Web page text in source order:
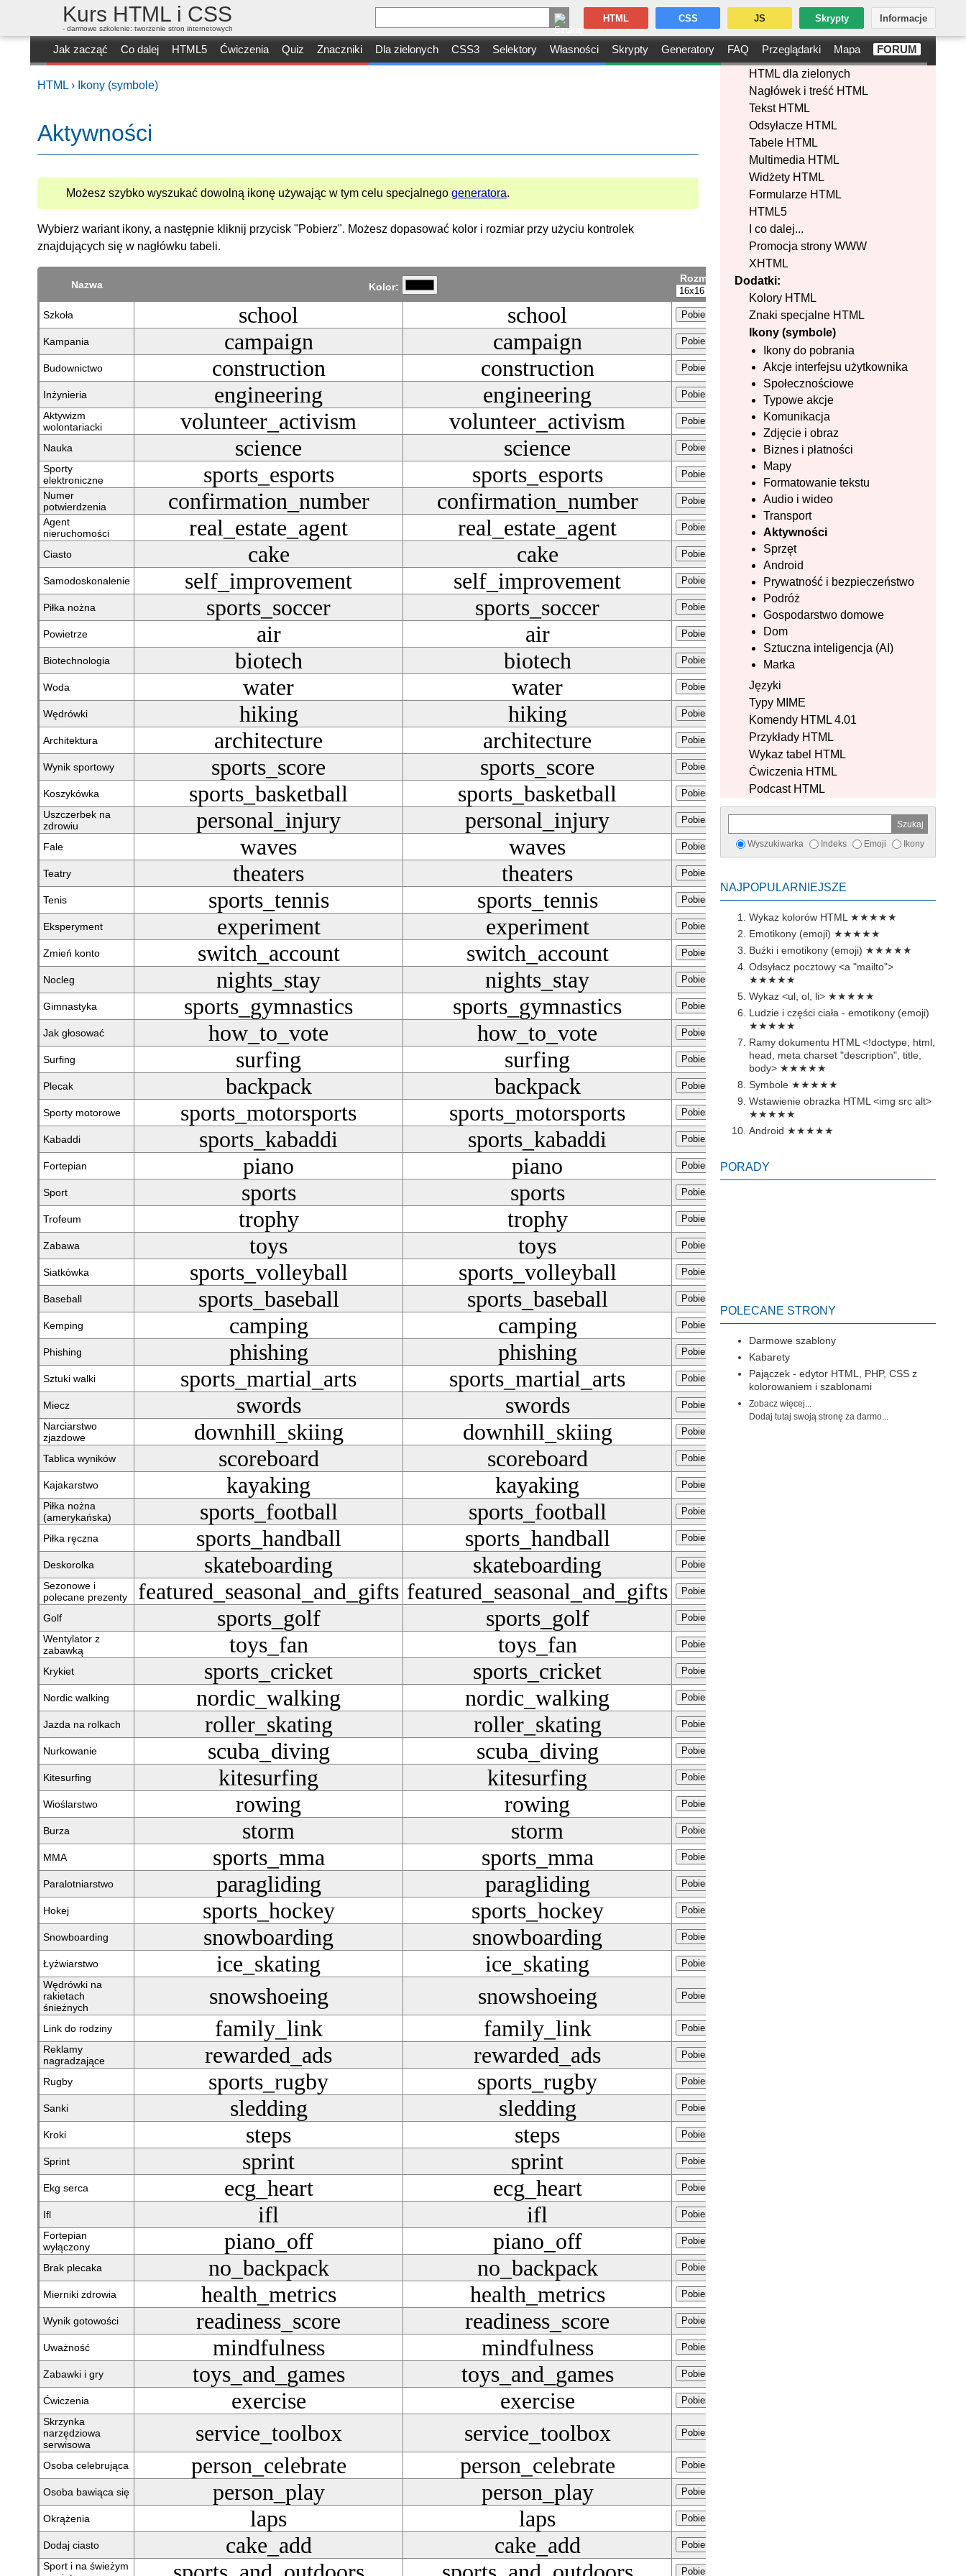
Kurs HTML i CSS
- darmowe szkolenie: tworzenie stron internetowych
Jak zacząć Co dalej HTML5 Ćwiczenia Quiz Znaczniki Dla zielonych CSS3 Selektory Własności Skrypty Generatory FAQ Przeglądarki Mapa FORUM
HTML
HTML dla zielonych
Nagłówek i treść HTML
Tekst HTML
Odsyłacze HTML
Tabele HTML
Multimedia HTML
Widżety HTML
Formularze HTML
HTML5
I co dalej...
Promocja strony WWW
XHTML
Dodatki:
Kolory HTML
Znaki specjalne HTML
Ikony (symbole)
Ikony do pobrania
Akcje interfejsu użytkownika
Społecznościowe
Typowe akcje
Komunikacja
Zdjęcie i obraz
Biznes i płatności
Mapy
Formatowanie tekstu
Audio i wideo
Transport
Aktywności
Sprzęt
Android
Prywatność i bezpieczeństwo
Podróż
Gospodarstwo domowe
Dom
Sztuczna inteligencja (AI)
Marka
Języki
Typy MIME
Komendy HTML 4.01
Przykłady HTML
Wykaz tabel HTML
Ćwiczenia HTML
Podcast HTML
CSS JS Skrypty Informacje
Wyszukiwarka Indeks Emoji Ikony
NAJPOPULARNIEJSZE
Wykaz kolorów HTML ★★★★★
Emotikony (emoji) ★★★★★
Buźki i emotikony (emoji) ★★★★★
Odsyłacz pocztowy <a "mailto">
★★★★★
Wykaz <ul, ol, li> ★★★★★
Ludzie i części ciała - emotikony (emoji)
★★★★★
Ramy dokumentu HTML <!doctype, html,
head, meta charset "description", title,
body> ★★★★★
Symbole ★★★★★
Wstawienie obrazka HTML <img src alt>
★★★★★
Android ★★★★★
PORADY
POLECANE STRONY
Darmowe szablony
Kabarety
Pajączek - edytor HTML, PHP, CSS z
kolorowaniem i szablonami
Zobacz więcej...
Dodaj tutaj swoją stronę za darmo...
HTML › Ikony (symbole)
Aktywności
Możesz szybko wyszukać dowolną ikonę używając w tym celu specjalnego generatora.
Wybierz wariant ikony, a następnie kliknij przycisk "Pobierz". Możesz dopasować kolor i rozmiar przy użyciu kontrolek
znajdujących się w nagłówku tabeli.
Nazwa Kolor:
Rozmiar:
Szkoła school school Pobierz
Kampania campaign campaign Pobierz
Budownictwo construction construction Pobierz
Inżynieria engineering engineering Pobierz
Aktywizm
wolontariacki
volunteer_activism volunteer_activism Pobierz
Nauka science science Pobierz
Sporty
elektroniczne
sports_esports sports_esports Pobierz
Numer
potwierdzenia
confirmation_number confirmation_number Pobierz
Agent
nieruchomości
real_estate_agent real_estate_agent Pobierz
Ciasto cake cake Pobierz
Samodoskonalenie self_improvement self_improvement Pobierz
Piłka nożna sports_soccer sports_soccer Pobierz
Powietrze air air Pobierz
Biotechnologia biotech biotech Pobierz
Woda water water Pobierz
Wędrówki hiking hiking Pobierz
Architektura architecture architecture Pobierz
Wynik sportowy sports_score sports_score Pobierz
Koszykówka sports_basketball sports_basketball Pobierz
Uszczerbek na
zdrowiu
personal_injury personal_injury Pobierz
Fale waves waves Pobierz
Teatry theaters theaters Pobierz
Tenis sports_tennis sports_tennis Pobierz
Eksperyment experiment experiment Pobierz
Zmień konto switch_account switch_account Pobierz
Nocleg nights_stay nights_stay Pobierz
Gimnastyka sports_gymnastics sports_gymnastics Pobierz
Jak głosować how_to_vote how_to_vote Pobierz
Surfing surfing surfing Pobierz
Plecak backpack backpack Pobierz
Sporty motorowe sports_motorsports sports_motorsports Pobierz
Kabaddi sports_kabaddi sports_kabaddi Pobierz
Fortepian piano piano Pobierz
Sport sports sports Pobierz
Trofeum trophy trophy Pobierz
Zabawa toys toys Pobierz
Siatkówka sports_volleyball sports_volleyball Pobierz
Baseball sports_baseball sports_baseball Pobierz
Kemping camping camping Pobierz
Phishing phishing phishing Pobierz
Sztuki walki sports_martial_arts sports_martial_arts Pobierz
Miecz swords swords Pobierz
Narciarstwo
zjazdowe
downhill_skiing downhill_skiing Pobierz
Tablica wyników scoreboard scoreboard Pobierz
Kajakarstwo kayaking kayaking Pobierz
Piłka nożna
(amerykańska)
sports_football sports_football Pobierz
Piłka ręczna sports_handball sports_handball Pobierz
Deskorolka skateboarding skateboarding Pobierz
Sezonowe i
polecane prezenty
featured_seasonal_and_gifts featured_seasonal_and_gifts Pobierz
Golf sports_golf sports_golf Pobierz
Wentylator z
zabawką
toys_fan toys_fan Pobierz
Krykiet sports_cricket sports_cricket Pobierz
Nordic walking nordic_walking nordic_walking Pobierz
Jazda na rolkach roller_skating roller_skating Pobierz
Nurkowanie scuba_diving scuba_diving Pobierz
Kitesurfing kitesurfing kitesurfing Pobierz
Wioślarstwo rowing rowing Pobierz
Burza storm storm Pobierz
MMA sports_mma sports_mma Pobierz
Paralotniarstwo paragliding paragliding Pobierz
Hokej sports_hockey sports_hockey Pobierz
Snowboarding snowboarding snowboarding Pobierz
Łyżwiarstwo ice_skating ice_skating Pobierz
Wędrówki na
rakietach
śnieżnych
snowshoeing snowshoeing Pobierz
Link do rodziny family_link family_link Pobierz
Reklamy
nagradzające
rewarded_ads rewarded_ads Pobierz
Rugby sports_rugby sports_rugby Pobierz
Sanki sledding sledding Pobierz
Kroki steps steps Pobierz
Sprint sprint sprint Pobierz
Ekg serca ecg_heart ecg_heart Pobierz
Ifl ifl ifl Pobierz
Fortepian
wyłączony
piano_off piano_off Pobierz
Brak plecaka no_backpack no_backpack Pobierz
Mierniki zdrowia health_metrics health_metrics Pobierz
Wynik gotowości readiness_score readiness_score Pobierz
Uważność mindfulness mindfulness Pobierz
Zabawki i gry toys_and_games toys_and_games Pobierz
Ćwiczenia exercise exercise Pobierz
Skrzynka
narzędziowa
serwisowa
service_toolbox service_toolbox Pobierz
Osoba celebrująca person_celebrate person_celebrate Pobierz
Osoba bawiąca się person_play person_play Pobierz
Okrążenia laps laps Pobierz
Dodaj ciasto cake_add cake_add Pobierz
Sport i na świeżym
Pobierz